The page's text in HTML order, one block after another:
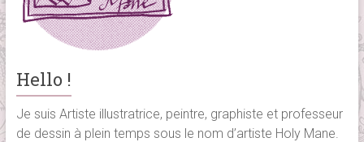
Hello !
Je suis Artiste illustratrice, peintre, graphiste et professeur
de dessin à plein temps sous le nom d’artiste Holy Mane.